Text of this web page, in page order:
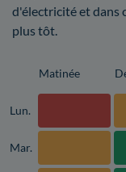
d'électricité et dans
plus tôt.
Matinée
Lun.
Mar.